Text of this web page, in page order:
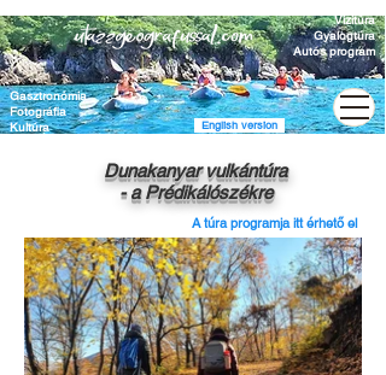
Gasztronómia
Fotográfia
Kultúra
English version
Vízitúra
Gyalogtúra
Autós program
Dunakanyar vulkántúra
- a Prédikálószékre
A túra programja itt érhető el